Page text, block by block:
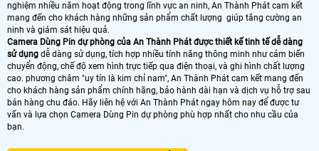
nghiệm nhiều năm hoạt động trong lĩnh vực an ninh, An Thành Phát cam kết
mang đến cho khách hàng những sản phẩm chất lượng giúp tăng cường an
ninh và giám sát hiệu quả.
Camera Dùng Pin dự phòng của An Thành Phát được thiết kế tinh tế dễ dàng
sử dụng dễ dàng sử dụng, tích hợp nhiều tính năng thông minh như cảm biến
chuyển động, chế độ xem hình trực tiếp qua điện thoại, và ghi hình chất lượng
cao. phương châm "uy tín là kim chỉ nam", An Thành Phát cam kết mang đến
cho khách hàng sản phẩm chính hãng, bảo hành dài hạn và dịch vụ hỗ trợ sau
bán hàng chu đáo. Hãy liên hệ với An Thành Phát ngay hôm nay để được tư
vấn và lựa chọn Camera Dùng Pin dự phòng phù hợp nhất cho nhu cầu của
bạn.